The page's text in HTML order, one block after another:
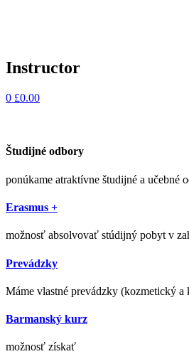
Instructor
0 £0.00
Študijné odbory
ponúkame atraktívne študijné a učebné
Erasmus +
možnosť absolvovať stúdijný pobyt v
Prevádzky
Máme vlastné prevádzky (kozmetický a
Barmanský kurz
možnosť získať